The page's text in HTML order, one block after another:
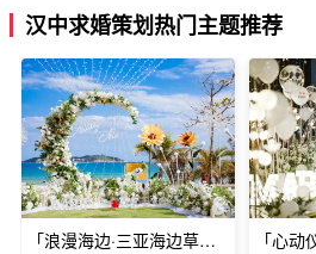
汉中求婚策划热门主题推荐
「浪漫海边·三亚海边草坪浪漫求婚」